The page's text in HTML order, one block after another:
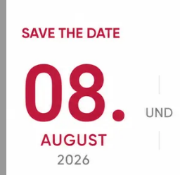
十二月 2026
北欧冬季奇迹
起 1,999 €